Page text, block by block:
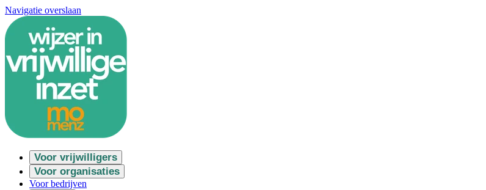
Navigatie overslaan
Voor vrijwilligers
Voor organisaties
Voor bedrijven